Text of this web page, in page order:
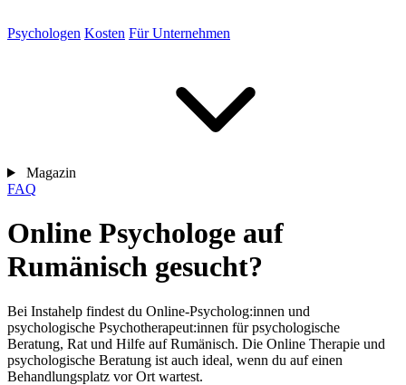
Psychologen Kosten Für Unternehmen
Magazin
FAQ
Online Psychologe auf
Rumänisch gesucht?
Bei Instahelp findest du Online-Psycholog:innen und
psychologische Psychotherapeut:innen für psychologische
Beratung, Rat und Hilfe auf Rumänisch. Die Online Therapie und
psychologische Beratung ist auch ideal, wenn du auf einen
Behandlungsplatz vor Ort wartest.